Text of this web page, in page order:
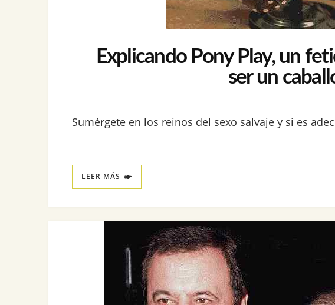
Explicando Pony Play, un
ser un
Sumérgete en los reinos del sexo salvaje y si es
LEER MÁS